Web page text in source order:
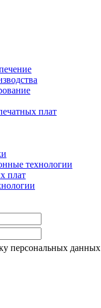
плат
технологии
плат
персональных данных